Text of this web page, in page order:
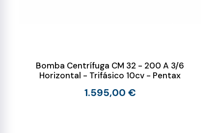
Bomba Centrífuga CM 32 - 200 A 3/6
Horizontal - Trifásico 10cv - Pentax
1.595,00 €